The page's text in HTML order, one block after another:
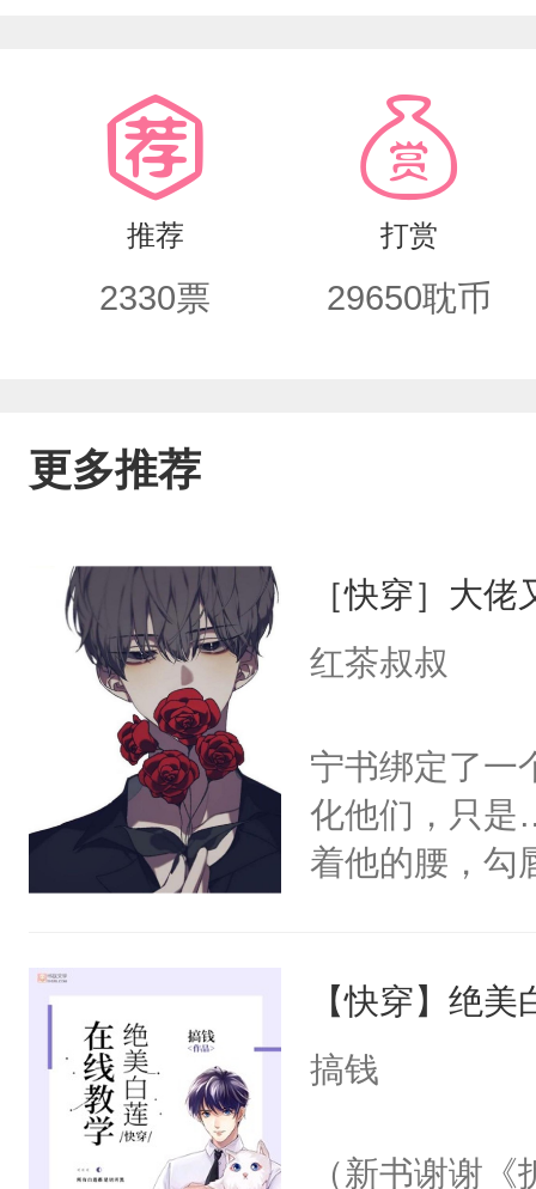
红，连话都说不利索，只能虚脱地抓
求你……队长，标记我一下……”【游戏
推荐
2330票
打赏
29650耽币
更多推荐
［快穿］大
红茶叔叔
宁书绑定了一
化他们，只是
着他的腰，勾
来，给老公
用力——为你
【快穿】绝
搞钱
（新书谢谢